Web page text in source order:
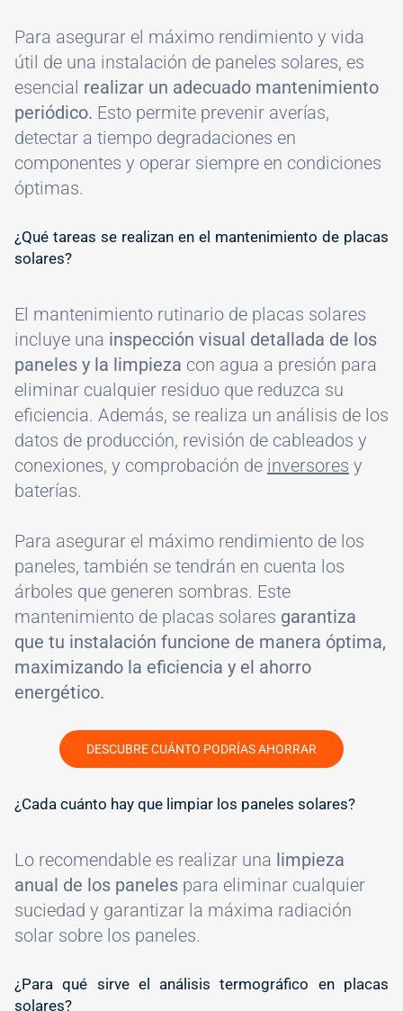
Para asegurar el máximo rendimiento y vida
útil de una instalación de paneles solares, es
esencial realizar un adecuado mantenimiento
periódico. Esto permite prevenir averías,
detectar a tiempo degradaciones en
componentes y operar siempre en condiciones
óptimas.
#
¿Qué tareas se realizan en el mantenimiento de placas
solares?
El mantenimiento rutinario de placas solares
incluye una inspección visual detallada de los
paneles y la limpieza con agua a presión para
eliminar cualquier residuo que reduzca su
eficiencia. Además, se realiza un análisis de los
datos de producción, revisión de cableados y
conexiones, y comprobación de inversores y
baterías.
Para asegurar el máximo rendimiento de los
paneles, también se tendrán en cuenta los
árboles que generen sombras. Este
mantenimiento de placas solares garantiza
que tu instalación funcione de manera óptima,
maximizando la eficiencia y el ahorro
energético.
DESCUBRE CUÁNTO PODRÍAS AHORRAR
#
¿Cada cuánto hay que limpiar los paneles solares?
Lo recomendable es realizar una limpieza
anual de los paneles para eliminar cualquier
suciedad y garantizar la máxima radiación
solar sobre los paneles.
#
¿Para qué sirve el análisis termográfico en placas
solares?